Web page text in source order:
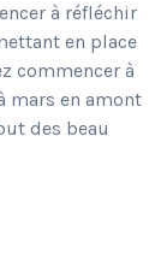
à réfléchir
en place
commencer à
mars en amont
des beau